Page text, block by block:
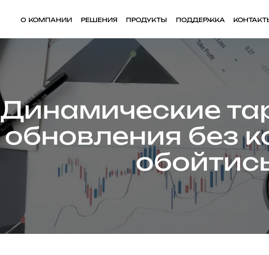
О КОМПАНИИ РЕШЕНИЯ ПРОДУКТЫ ПОДДЕРЖКА
Динамические
обновления без